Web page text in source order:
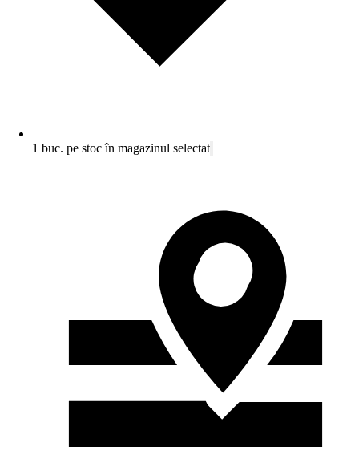
1 buc. pe stoc în magazinul selectat